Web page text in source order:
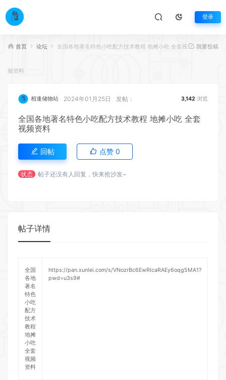
登录
首页 论坛 全国各地著名特色小吃配方技术教程 地摊小吃 全套视
频资料
我要投稿
相逢储物站 2024年01月25日 发帖： 3,142 浏览
全国各地著名特色小吃配方技术教程 地摊小吃 全套
视频资料
回帖 点赞 0
状态 帖子还没有人回复，快来抢沙发~
帖子详情
全国
各地
著名
特色
小吃
配方
技术
教程
地摊
小吃
全套
视频
资料
https://pan.xunlei.com/s/VNozrBc6EwRIcaRAEy6oqg5MA1?
pwd=u3s9#